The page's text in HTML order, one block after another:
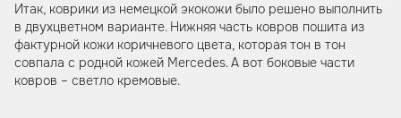
Итак, коврики из немецкой экокожи было решено выполнить
в двухцветном варианте. Нижняя часть ковров пошита из
фактурной кожи коричневого цвета, которая тон в тон
совпала с родной кожей Mercedes. А вот боковые части
ковров – светло кремовые.